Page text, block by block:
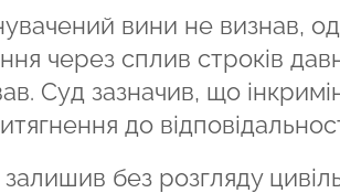
вини не визнав,
через сплив строків
Суд зазначив, що
до
без розгляду